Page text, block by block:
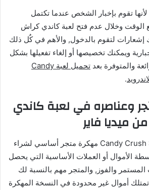
تقوم بإخبار الشخص عندما تكتمل
الوقت وخلال عدم فتح لعبة كاندي كراش
لتقوم بالدخول, والأهم في كٌل ذلك
ويمكنك تخصيصها أو إلغاء تفعيلها بشكل
والمتوفرة بعد
تحميل لعبة Candy
.
وعناصره في لعبة كاندي
ميديا فاير
يوفر تحميل لعبة Candy Crush Saga مهكرة متجر أساسي لشراء
الأموال أو العملات الأساسية التي يحصل
المستمر والفوز, والمتجر مهم بالنسبة لك
أموال غير محدودة في النسخة المهكرة